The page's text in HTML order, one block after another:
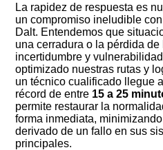
La rapidez de respuesta es
un compromiso ineludible
Dalt. Entendemos que
una cerradura o la pérdida
incertidumbre y
optimizado nuestras rutas y
un técnico cualificado llegue
récord de entre 15 a 25
permite restaurar la
forma inmediata,
derivado de un fallo en sus
principales.